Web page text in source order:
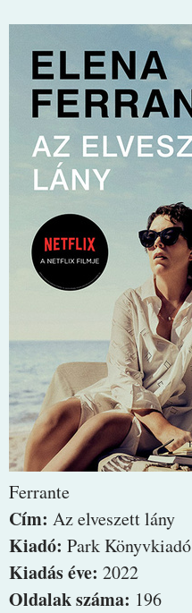
Ferrante
Cím: Az elveszett lány
Kiadó: Park Könyvkiadó
Kiadás éve: 2022
Oldalak száma: 196